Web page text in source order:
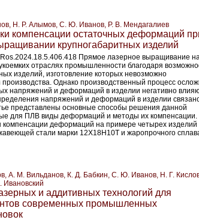
Н. Р. Алымов, С. Ю. Иванов, Р. В. Мендагалиев
компенсации остаточных деформаций
крупногабаритных изделий
Прямое лазерное выращивание
отраслях промышленности благодаря
изделий, изготовление которых невозможно
Однако производственный процесс
напряжений и деформаций в изделии негативно
напряжений и деформаций в изделии
представлены основные способы решения данной
для ПЛВ виды деформаций и методы их компенсации.
компенсации деформаций на примере четырех изделий
стали марки 12Х18Н10Т и жаропрочного
А. М. Вильданов, К. Д. Бабкин, С. Ю. Иванов, Н. Г.
Ивановский
и аддитивных технологий для
современных промышленных